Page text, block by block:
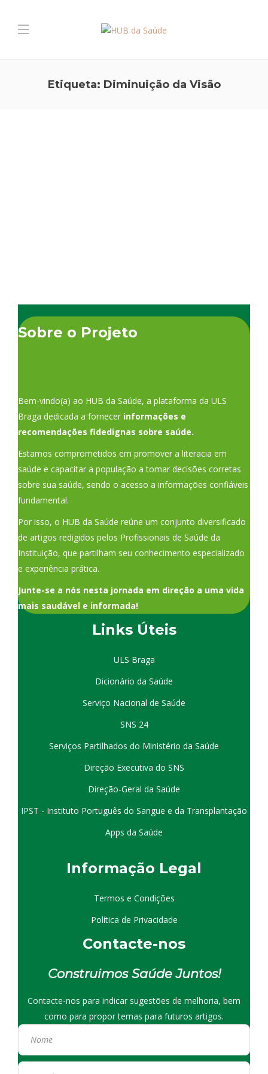
Etiqueta: Diminuição da Visão
Sobre o Projeto
Bem-vindo(a) ao HUB da Saúde, a plataforma da ULS
Braga dedicada a fornecer informações e
recomendações fidedignas sobre saúde.
Estamos comprometidos em promover a literacia em
saúde e capacitar a população a tomar decisões corretas
sobre sua saúde, sendo o acesso a informações confiáveis
fundamental.
Por isso, o HUB da Saúde reúne um conjunto diversificado
de artigos redigidos pelos Profissionais de Saúde da
Instituição, que partilham seu conhecimento especializado
e experiência prática.
Junte-se a nós nesta jornada em direção a uma vida
mais saudável e informada!
Links Úteis
ULS Braga
Dicionário da Saúde
Serviço Nacional de Saúde
SNS 24
Serviços Partilhados do Ministério da Saúde
Direção Executiva do SNS
Direção-Geral da Saúde
IPST - Instituto Português do Sangue e da Transplantação
Apps da Saúde
Informação Legal
Termos e Condições
Política de Privacidade
Contacte-nos
Construimos Saúde Juntos!
Contacte-nos para indicar sugestões de melhoria, bem
como para propor temas para futuros artigos.